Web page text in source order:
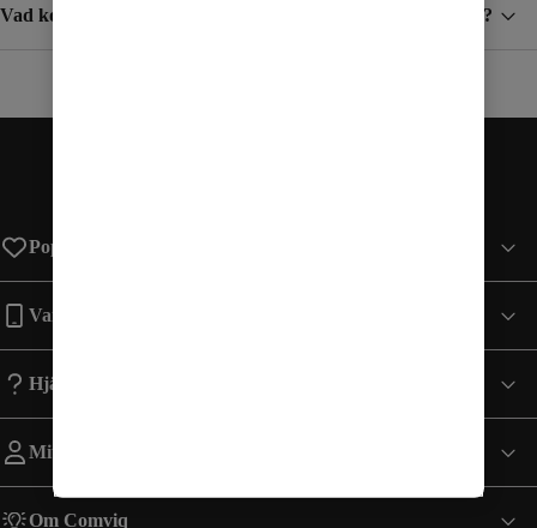
Vad kostar det att ta emot SMS/MMS när jag är utomlands?
Populära sidor
Varumärken
Hjälp
Mitt Konto
Om Comviq